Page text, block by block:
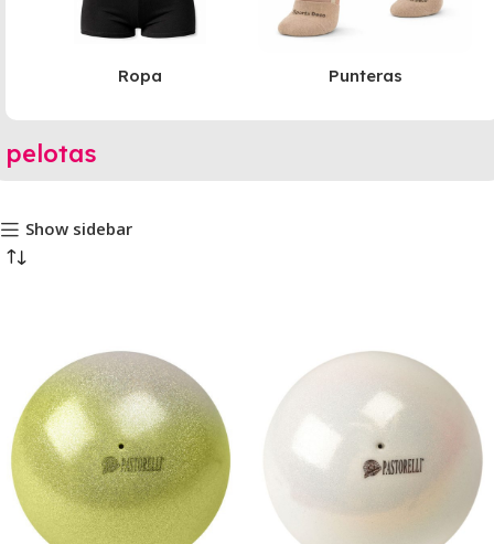
Ropa Punteras
pelotas
Show sidebar